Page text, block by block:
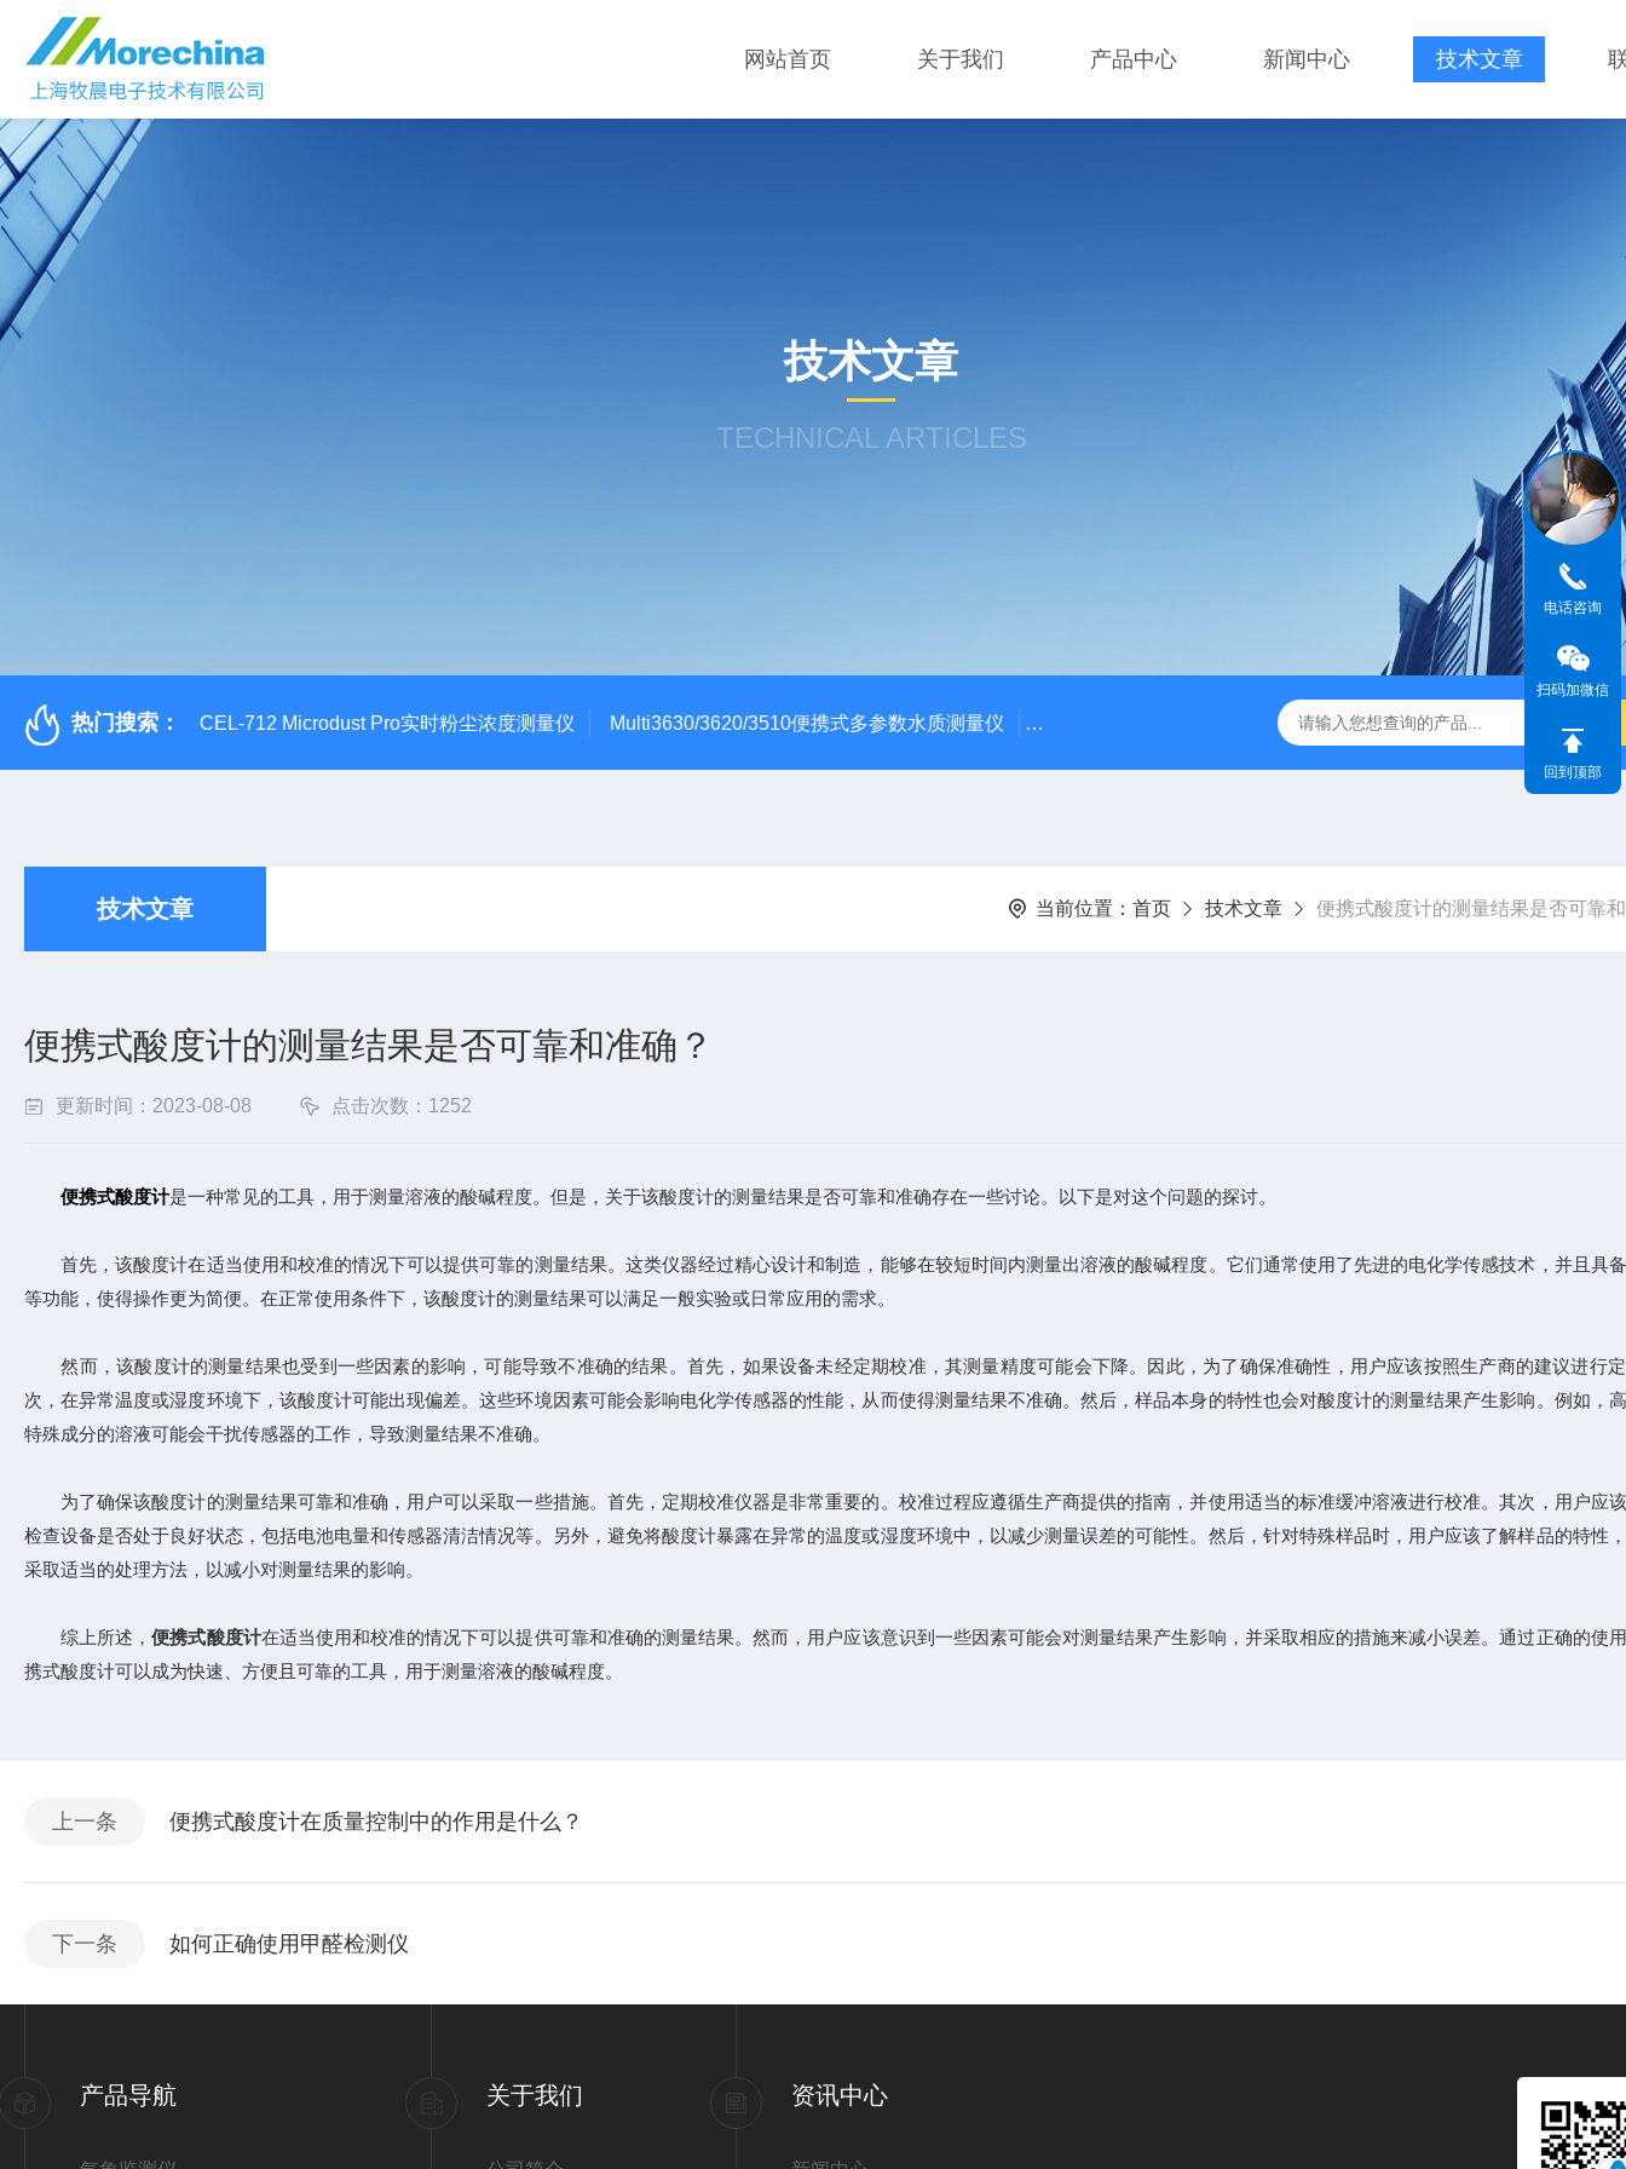
网站首页 关于我们 产品中心 新闻中心 技术文章
技术文章
TECHNICAL ARTICLES
热门搜索： CEL-712 Microdust Pro实时粉尘浓度测量仪 Multi3630/3620/3510便携式多参数水质测量仪 dBadge2CASELLA科赛乐个人声暴露计 PC-2200/2300进口激光
技术文章 当前位置： 首页 技术文章 便携式酸度计的测量结果是否可靠
便携式酸度计的测量结果是否可靠和准确？
更新时间：2023-08-08 点击次数：1252
便携式酸度计是一种常见的工具，用于测量溶液的酸碱程度。但是，关于该酸度计的测量结果是否可靠和准确存在一些讨论。以下是对这个问题的探讨。
首先，该酸度计在适当使用和校准的情况下可以提供可靠的测量结果。这类仪器经过精心设计和制造，能够在较短时间内测量出溶液的酸碱程度。它们通常使用了先进的电化学传感技术，并且具
等功能，使得操作更为简便。在正常使用条件下，该酸度计的测量结果可以满足一般实验或日常应用的需求。
然而，该酸度计的测量结果也受到一些因素的影响，可能导致不准确的结果。首先，如果设备未经定期校准，其测量精度可能会下降。因此，为了确保准确性，用户应该按照生产商的建议进行
次，在异常温度或湿度环境下，该酸度计可能出现偏差。这些环境因素可能会影响电化学传感器的性能，从而使得测量结果不准确。然后，样品本身的特性也会对酸度计的测量结果产生影响。例如，
特殊成分的溶液可能会干扰传感器的工作，导致测量结果不准确。
为了确保该酸度计的测量结果可靠和准确，用户可以采取一些措施。首先，定期校准仪器是非常重要的。校准过程应遵循生产商提供的指南，并使用适当的标准缓冲溶液进行校准。其次，用户应
检查设备是否处于良好状态，包括电池电量和传感器清洁情况等。另外，避免将酸度计暴露在异常的温度或湿度环境中，以减少测量误差的可能性。然后，针对特殊样品时，用户应该了解样品的特性
采取适当的处理方法，以减小对测量结果的影响。
综上所述，便携式酸度计在适当使用和校准的情况下可以提供可靠和准确的测量结果。然而，用户应该意识到一些因素可能会对测量结果产生影响，并采取相应的措施来减小误差。通过正确的使
携式酸度计可以成为快速、方便且可靠的工具，用于测量溶液的酸碱程度。
上一条 便携式酸度计在质量控制中的作用是什么？
下一条 如何正确使用甲醛检测仪
产品导航 关于我们 资讯中心
电话咨询
扫码加微信
回到顶部